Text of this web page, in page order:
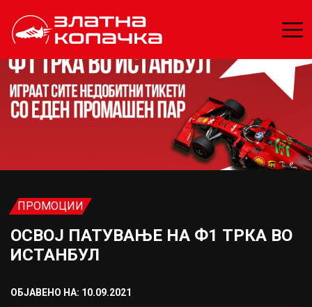
ПРОМОЦИИ
ОСВОЈ ПАТУВАЊЕ НА Ф1 ТРКА ВО
ИСТАНБУЛ
ОБЈАВЕНО НА: 10.09.2021